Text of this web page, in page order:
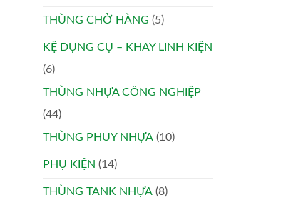
THÙNG CHỞ HÀNG (5)
KỆ DỤNG CỤ – KHAY LINH KIỆN
(6)
THÙNG NHỰA CÔNG NGHIỆP
(44)
THÙNG PHUY NHỰA (10)
PHỤ KIỆN (14)
THÙNG TANK NHỰA (8)